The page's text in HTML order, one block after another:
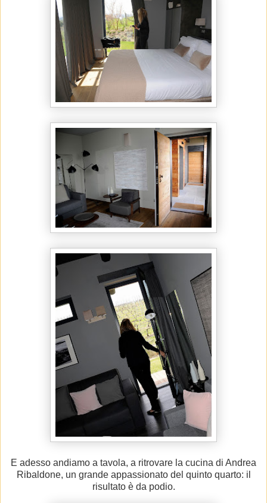
E adesso andiamo a tavola, a ritrovare la cucina di Andrea
Ribaldone, un grande appassionato del quinto quarto: il
risultato è da podio.